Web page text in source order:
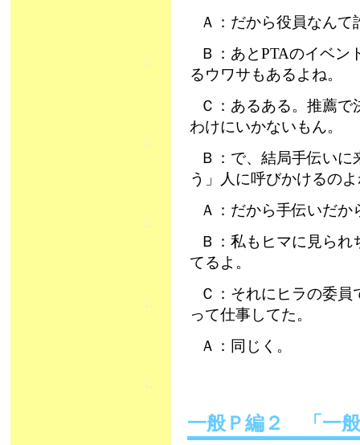
Ａ：だから役員なん
Ｂ：あとPTAのイベン
るウワサもあるよね。
Ｃ：あるある。推薦
わけにいかないもん。
Ｂ：で、結局手伝い
う」人に呼びかけるの
Ａ：だから手伝いだ
Ｂ：私もヒマに見ら
てるよ。
Ｃ：それにヒラの委
って仕事してた。
Ａ：同じく。
一般Ｐ編２ 「一